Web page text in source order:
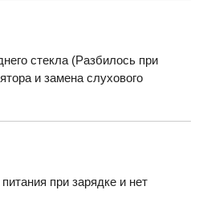
стекла (Разбилось при
и замена слухового
при зарядке и нет